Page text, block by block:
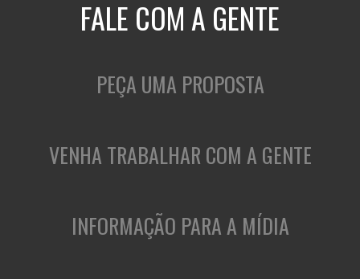
FALE COM A GENTE
PEÇA UMA PROPOSTA
VENHA TRABALHAR COM A GENTE
INFORMAÇÃO PARA A MÍDIA